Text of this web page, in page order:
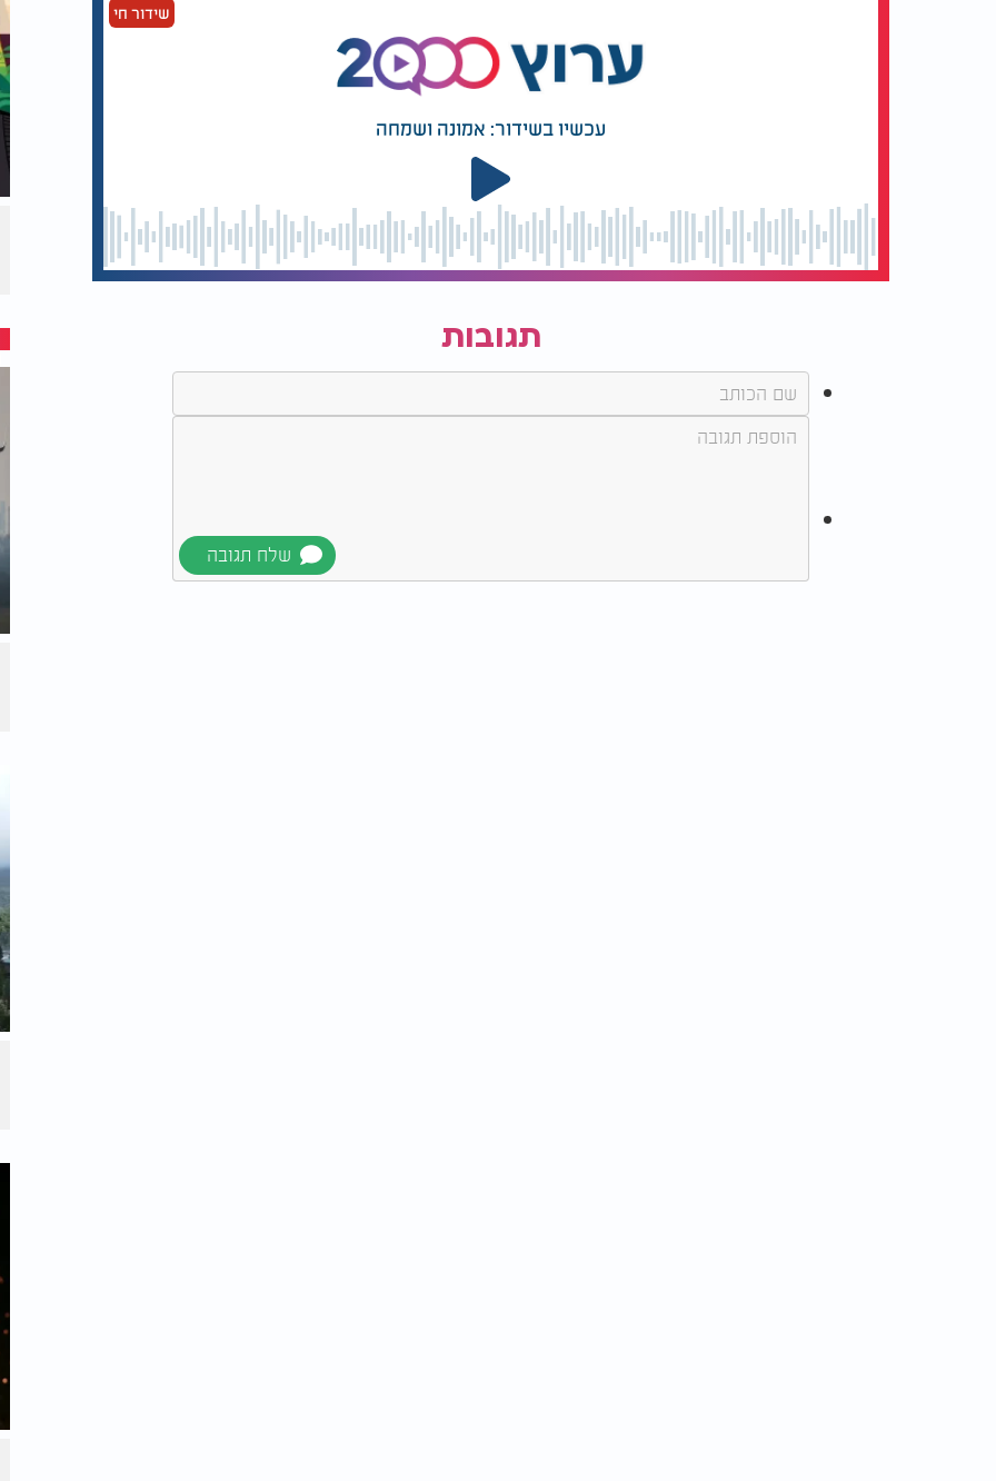
שידור חי
עכשיו בשידור: אמונה ושמחה
תגובות